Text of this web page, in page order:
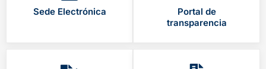
Sede Electrónica
Portal de
transparencia